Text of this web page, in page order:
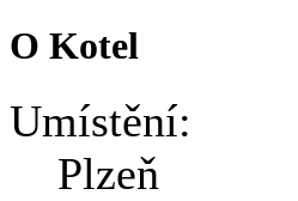
O Kotel
Umístění:
Plzeň